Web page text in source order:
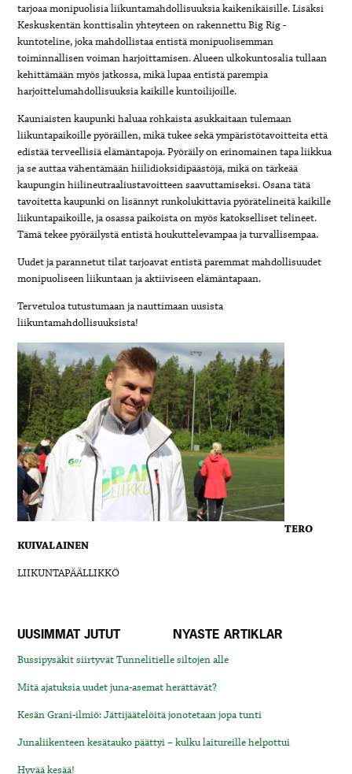
tarjoaa monipuolisia liikuntamahdollisuuksia kaikenikäisille. Lisäksi
Keskuskentän konttisalin yhteyteen on rakennettu Big Rig -
kuntoteline, joka mahdollistaa entistä monipuolisemman
toiminnallisen voiman harjoittamisen. Alueen ulkokuntosalia tullaan
kehittämään myös jatkossa, mikä lupaa entistä parempia
harjoittelumahdollisuuksia kaikille kuntoilijoille.
Kauniaisten kaupunki haluaa rohkaista asukkaitaan tulemaan
liikuntapaikoille pyöräillen, mikä tukee sekä ympäristötavoitteita että
edistää terveellisiä elämäntapoja. Pyöräily on erinomainen tapa liikkua
ja se auttaa vähentämään hiilidioksidipäästöjä, mikä on tärkeää
kaupungin hiilineutraaliustavoitteen saavuttamiseksi. Osana tätä
tavoitetta kaupunki on lisännyt runkolukittavia pyörätelineitä kaikille
liikuntapaikoille, ja osassa paikoista on myös katokselliset telineet.
Tämä tekee pyöräilystä entistä houkuttelevampaa ja turvallisempaa.
Uudet ja parannetut tilat tarjoavat entistä paremmat mahdollisuudet
monipuoliseen liikuntaan ja aktiiviseen elämäntapaan.
Tervetuloa tutustumaan ja nauttimaan uusista
liikuntamahdollisuuksista!
TERO
KUIVALAINEN
LIIKUNTAPÄÄLLIKKÖ
UUSIMMAT JUTUT NYASTE ARTIKLAR
Bussipysäkit siirtyvät Tunnelitielle siltojen alle
Mitä ajatuksia uudet juna-asemat herättävät?
Kesän Grani-ilmiö: Jättijäätelöitä jonotetaan jopa tunti
Junaliikenteen kesätauko päättyi – kulku laitureille helpottui
Hyvää kesää!